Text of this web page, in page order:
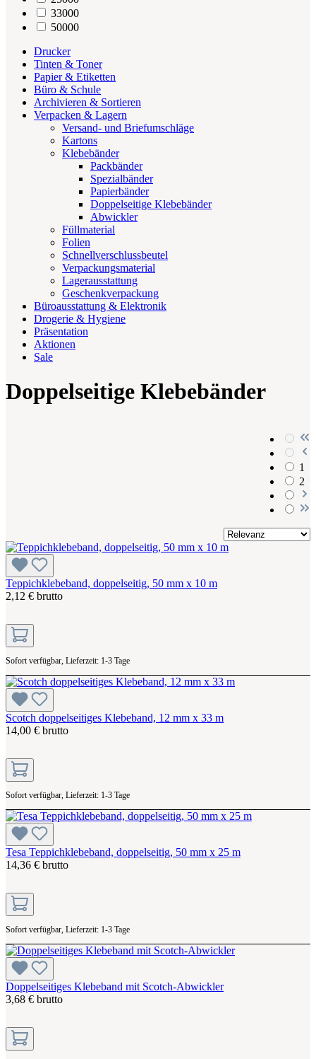
33000
50000
Drucker
Tinten & Toner
Papier & Etiketten
Büro & Schule
Archivieren & Sortieren
Verpacken & Lagern
Versand- und Briefumschläge
Kartons
Klebebänder
Packbänder
Spezialbänder
Papierbänder
Doppelseitige Klebebänder
Abwickler
Füllmaterial
Folien
Schnellverschlussbeutel
Verpackungsmaterial
Lagerausstattung
Geschenkverpackung
Büroausstattung & Elektronik
Drogerie & Hygiene
Präsentation
Aktionen
Sale
Doppelseitige Klebebänder
1
2
Teppichklebeband, doppelseitig, 50 mm x 10 m
2,12 € brutto
Sofort verfügbar, Lieferzeit: 1-3 Tage
Scotch doppelseitiges Klebeband, 12 mm x 33 m
14,00 € brutto
Sofort verfügbar, Lieferzeit: 1-3 Tage
Tesa Teppichklebeband, doppelseitig, 50 mm x 25 m
14,36 € brutto
Sofort verfügbar, Lieferzeit: 1-3 Tage
Doppelseitiges Klebeband mit Scotch-Abwickler
3,68 € brutto